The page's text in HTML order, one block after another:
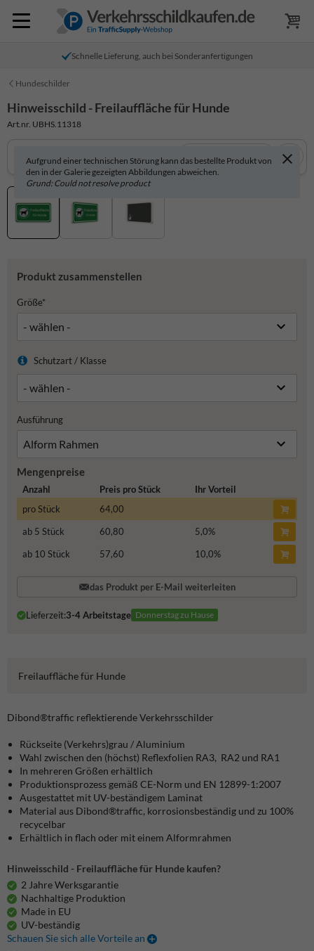
Schnelle Lieferung, auch bei Sonderanfertigungen
Hundeschilder
Hinweisschild - Freilauffläche für Hunde
Art.nr. UBHS.11318
Aufgrund einer technischen Störung kann das bestellte Produkt von
den in der Galerie gezeigten Abbildungen abweichen.
Grund: Could not resolve product
In 3D anzeigen
Produkt zusammenstellen
Größe*
Schutzart / Klasse
Ausführung
Mengenpreise
Anzahl Preis pro Stück
Ihr Vorteil
pro Stück
64,00
ab 5 Stück
60,80 5,0%
ab 10 Stück
57,60 10,0%
das Produkt per E-Mail weiterleiten
Lieferzeit:3-4 Arbeitstage Donnerstag zu Hause
Freilauffläche für Hunde
Dibond®traffic reflektierende Verkehrsschilder
Rückseite (Verkehrs)grau / Aluminium
Wahl zwischen den (höchst) Reflexfolien RA3, RA2 und RA1
In mehreren Größen erhältlich
Produktionsprozess gemäß CE-Norm und EN 12899-1:2007
Ausgestattet mit UV-beständigem Laminat
Material aus Dibond®traffic, korrosionsbeständig und zu 100%
recycelbar
Erhältlich in flach oder mit einem Alformrahmen
Hinweisschild - Freilauffläche für Hunde kaufen?
2 Jahre Werksgarantie
Nachhaltige Produktion
Made in EU
UV-beständig
Schauen Sie sich alle Vorteile an